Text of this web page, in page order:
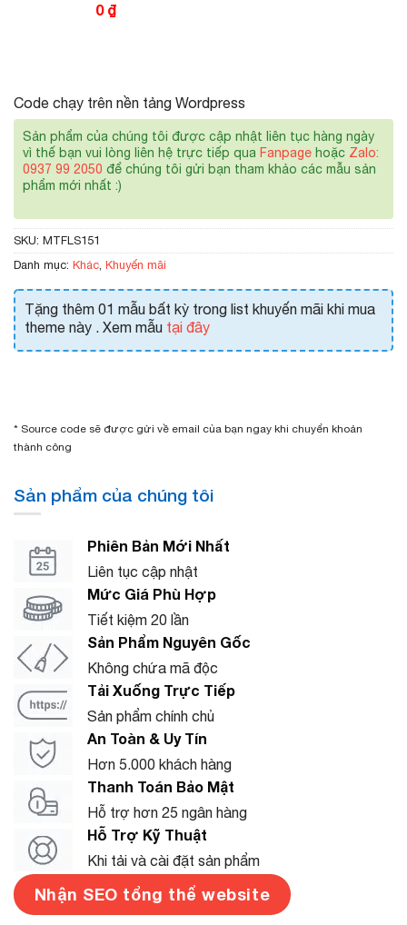
0 ₫
Code chạy trên nền tảng Wordpress
Sản phẩm của chúng tôi được cập nhật liên tục hàng ngày
vì thế bạn vui lòng liên hệ trực tiếp qua Fanpage hoặc Zalo:
0937 99 2050 để chúng tôi gửi bạn tham khảo các mẫu sản
phẩm mới nhất :)
SKU: MTFLS151
Danh mục: Khác Khuyến mãi
Tặng thêm 01 mẫu bất kỳ trong list khuyến mãi khi mua
theme này . Xem mẫu tại đây
* Source code sẽ được gửi về email của bạn ngay khi chuyển khoản
thành công
Sản phẩm của chúng tôi
Phiên Bản Mới Nhất
Liên tục cập nhật
Mức Giá Phù Hợp
Tiết kiệm 20 lần
Sản Phẩm Nguyên Gốc
Không chứa mã độc
Tải Xuống Trực Tiếp
Sản phẩm chính chủ
An Toàn & Uy Tín
Hơn 5.000 khách hàng
Thanh Toán Bảo Mật
Hỗ trợ hơn 25 ngân hàng
Hỗ Trợ Kỹ Thuật
Khi tải và cài đặt sản phẩm
Nhận SEO tổng thể website